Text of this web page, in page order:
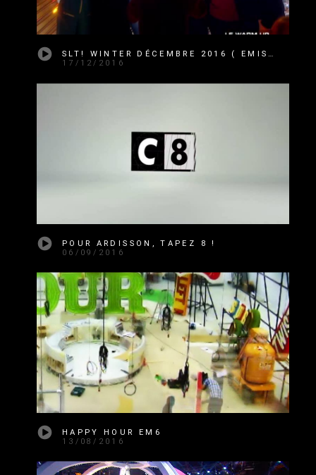
SLT! WINTER DÉCEMBRE 2016 ( EMISSION 15 SAISON 11 )
17/12/2016
POUR ARDISSON, TAPEZ 8 !
06/09/2016
HAPPY HOUR EM6
13/08/2016